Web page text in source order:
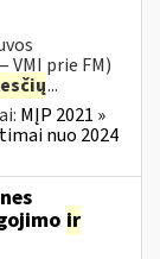
prie FM)
...
MĮP 2021 »
nuo 2024
ir